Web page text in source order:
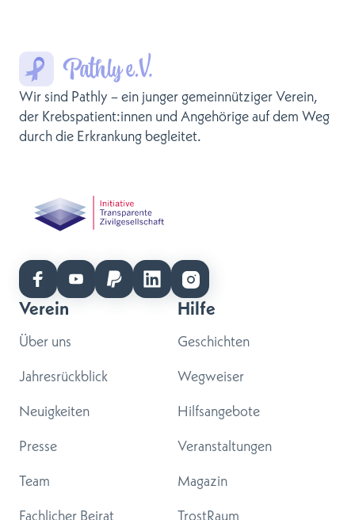
Wir sind Pathly – ein junger gemeinnütziger Verein,
der Krebspatient:innen und Angehörige auf dem Weg
durch die Erkrankung begleitet.
Verein
Über uns
Jahresrückblick
Neuigkeiten
Presse
Team
Fachlicher Beirat
Hilfe
Geschichten
Wegweiser
Hilfsangebote
Veranstaltungen
Magazin
TrostRaum